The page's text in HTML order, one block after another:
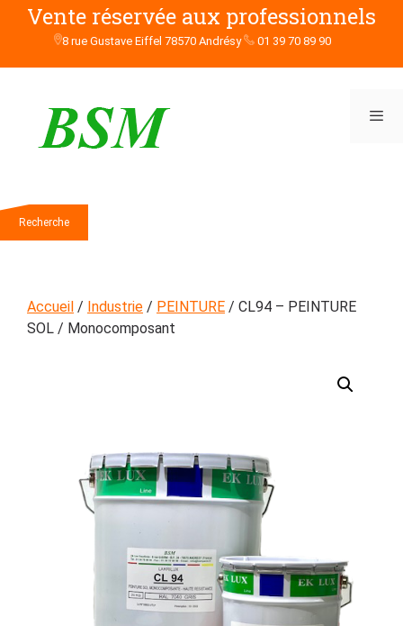
Vente réservée aux professionnels
8 rue Gustave Eiffel 78570 Andrésy 01 39 70 89 90
Recherche
Accueil / Industrie / PEINTURE / CL94 – PEINTURE
SOL / Monocomposant